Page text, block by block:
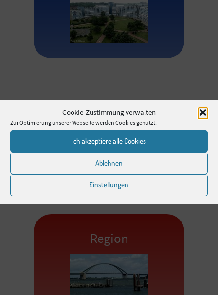
Cookie-Zustimmung verwalten
Zur Optimierung unserer Webseite werden Cookies genutzt.
Ich akzeptiere alle Cookies
Ablehnen
Einstellungen
Heiligenhafen
Region